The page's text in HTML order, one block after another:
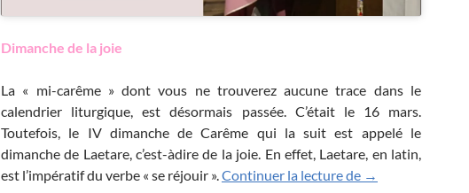
Dimanche de la joie
La « mi-carême » dont vous ne trouverez aucune trace dans le
calendrier liturgique, est désormais passée. C’était le 16 mars.
Toutefois, le IV dimanche de Carême qui la suit est appelé le
dimanche de Laetare, c’est-àdire de la joie. En effet, Laetare, en latin,
est l’impératif du verbe « se réjouir ».Continuer la lecture de Lætare :
→